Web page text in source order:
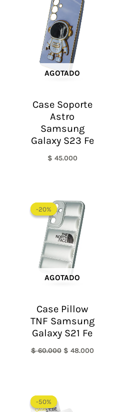
AGOTADO
Case Soporte
Astro
Samsung
Galaxy S23 Fe
$ 45.000
-20%
AGOTADO
-20%
Case Pillow
TNF Samsung
Galaxy S21 Fe
$60.000
precio
original
era:
$ 60.000.
$ 48.000
-50%
-50%